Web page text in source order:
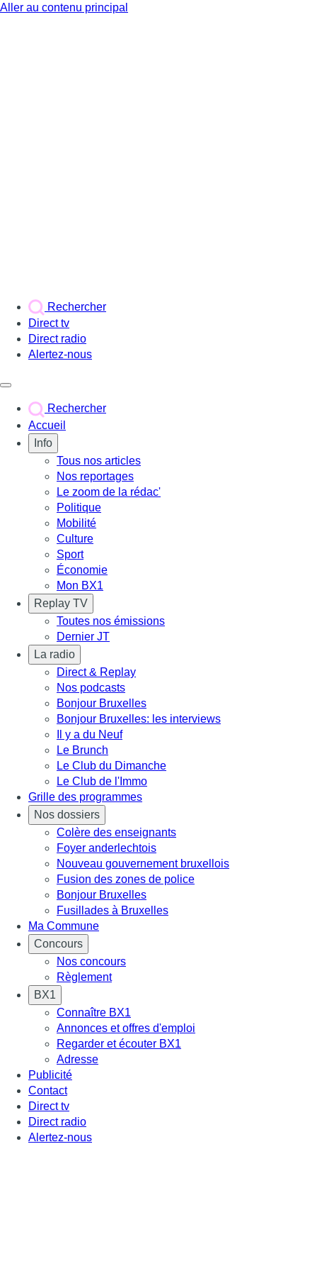
Aller au contenu principal
Rechercher
Direct tv
Direct radio
Alertez-nous
Rechercher
Accueil
Info
Tous nos articles
Nos reportages
Le zoom de la rédac'
Politique
Mobilité
Culture
Sport
Économie
Mon BX1
Replay TV
Toutes nos émissions
Dernier JT
La radio
Direct & Replay
Nos podcasts
Bonjour Bruxelles
Bonjour Bruxelles: les interviews
Il y a du Neuf
Le Brunch
Le Club du Dimanche
Le Club de l'Immo
Grille des programmes
Nos dossiers
Colère des enseignants
Foyer anderlechtois
Nouveau gouvernement bruxellois
Fusion des zones de police
Bonjour Bruxelles
Fusillades à Bruxelles
Ma Commune
Concours
Nos concours
Règlement
BX1
Connaître BX1
Annonces et offres d'emploi
Regarder et écouter BX1
Adresse
Publicité
Contact
Direct tv
Direct radio
Alertez-nous